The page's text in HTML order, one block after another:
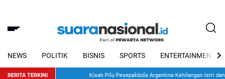
NEWS POLITIK BISNIS SPORTS ENTERTAINMENT
BERITA TERKINI Kisah Pilu Pesepakbola Argentina Kehilangan Istri dan Dua